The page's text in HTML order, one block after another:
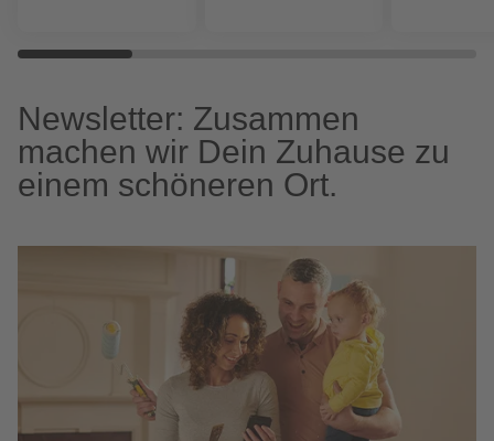
Newsletter: Zusammen
machen wir Dein Zuhause zu
einem schöneren Ort.